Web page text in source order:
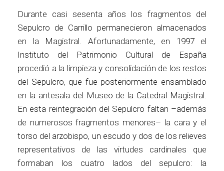
Durante casi sesenta años los fragmentos del
Sepulcro de Carrillo permanecieron almacenados
en la Magistral. Afortunadamente, en 1997 el
Instituto del Patrimonio Cultural de España
procedió a la limpieza y consolidación de los restos
del Sepulcro, que fue posteriormente ensamblado
en la antesala del Museo de la Catedral Magistral.
En esta reintegración del Sepulcro faltan –además
de numerosos fragmentos menores– la cara y el
torso del arzobispo, un escudo y dos de los relieves
representativos de las virtudes cardinales que
formaban los cuatro lados del sepulcro: la